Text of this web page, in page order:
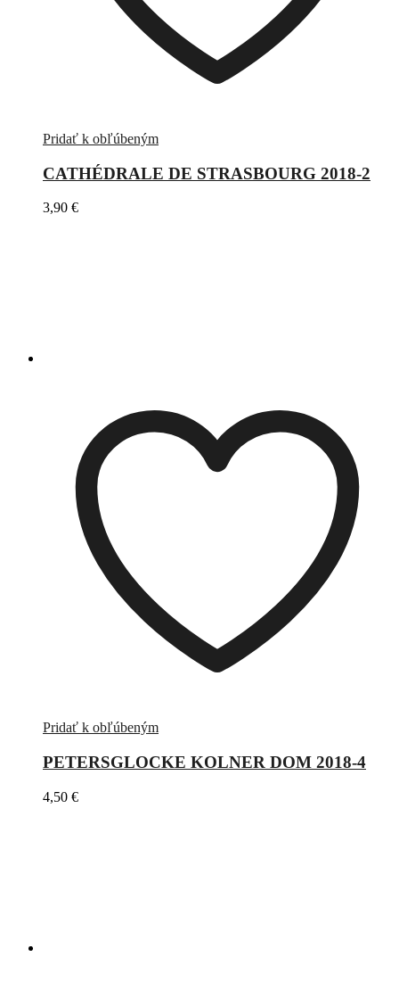
Pridať k obľúbeným
CATHÉDRALE DE STRASBOURG 2018-2
3,90 €
Pridať k obľúbeným
PETERSGLOCKE KOLNER DOM 2018-4
4,50 €